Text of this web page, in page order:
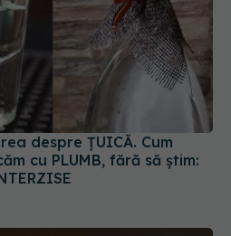
despre ȚUICĂ. Cum
cu PLUMB, fără să știm: